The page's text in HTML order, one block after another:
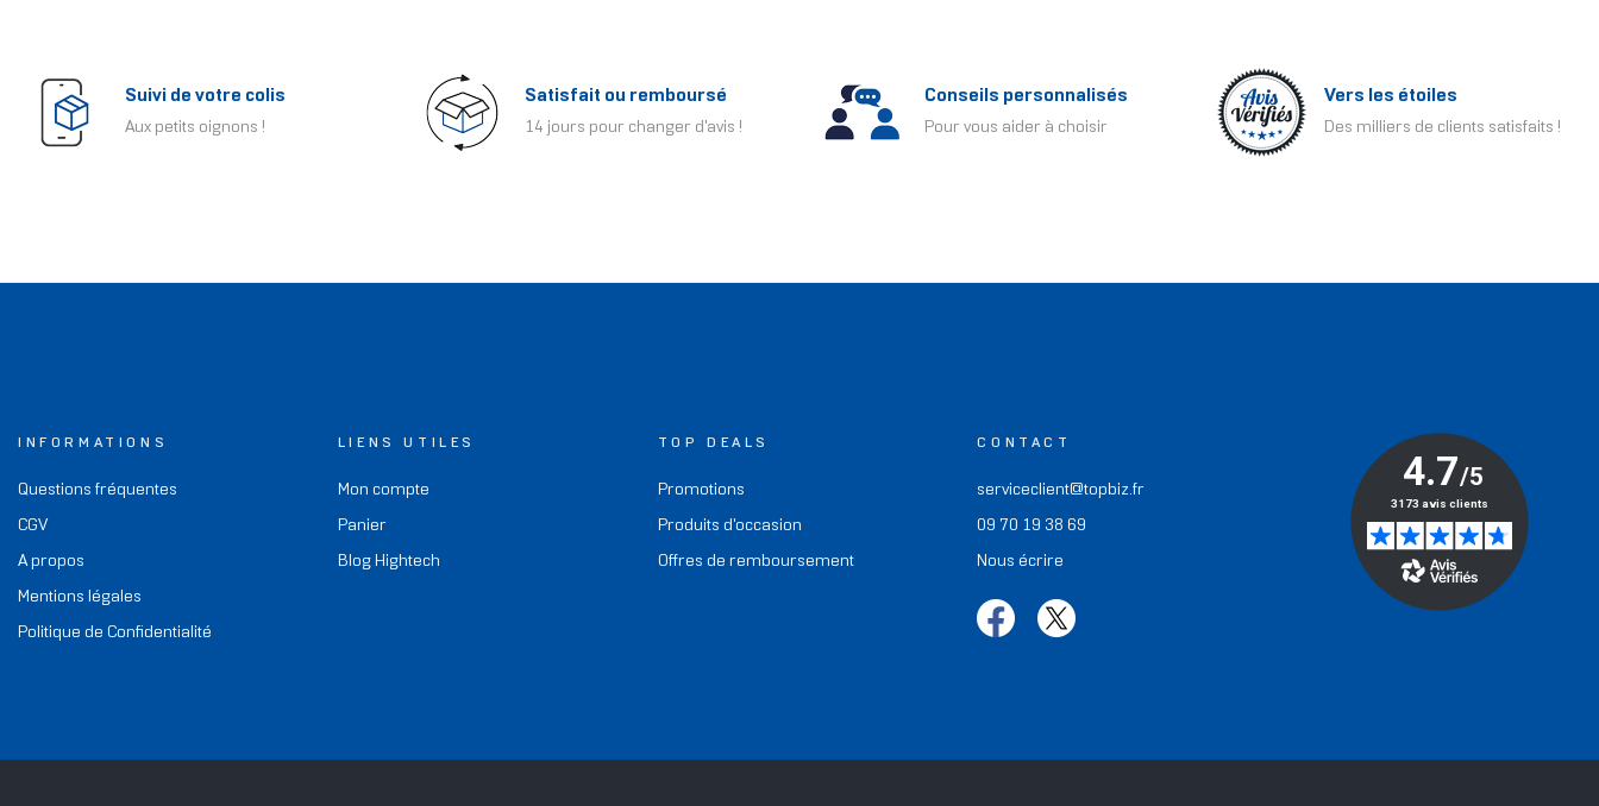
Suivi de votre colis
Aux petits oignons !
Satisfait ou remboursé
14 jours pour changer d'avis !
Conseils personnalisés
Pour vous aider à choisir
Vers les étoiles
Des milliers de clients satisfaits !
INFORMATIONS
Questions fréquentes
CGV
A propos
Mentions légales
Politique de Confidentialité
LIENS UTILES
Mon compte
Panier
Blog Hightech
TOP DEALS
Promotions
Produits d'occasion
Offres de remboursement
CONTACT
serviceclient@topbiz.fr
09 70 19 38 69
Nous écrire